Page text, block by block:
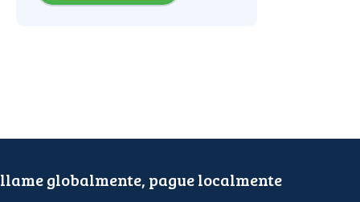
llame globalmente, pague localmente